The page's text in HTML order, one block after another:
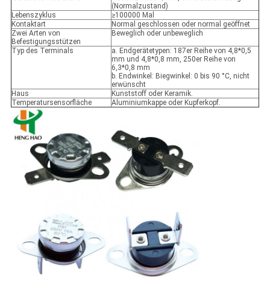
(Normalzustand)
Lebenszyklus
≥100000 Mal
Kontaktart
Normal geschlossen oder normal geöffnet
Zwei Arten von
Befestigungsstützen
Beweglich oder unbeweglich
Typ des Terminals
a. Endgerätetypen: 187er Reihe von 4,8*0,5
mm und 4,8*0,8 mm, 250er Reihe von
6,3*0,8 mm
b. Endwinkel: Biegwinkel: 0 bis 90 °C, nicht
erwünscht
Haus
Kunststoff oder Keramik.
Temperatursensorfläche
Aluminiumkappe oder Kupferkopf.